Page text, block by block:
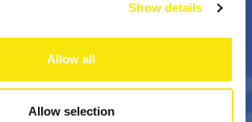
Show details
Allow all
Allow selection
Bn €
valore annuale della
sovvenzione realizzata